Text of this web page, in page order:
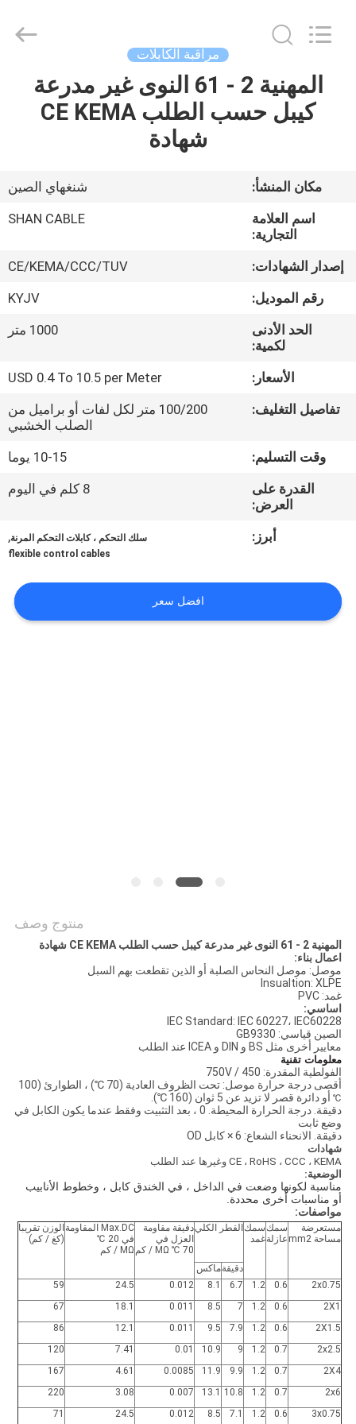
منزل
أشرطة
فيديو
عرض
الواقع
الافتراضي
جولة
المعمل
الجودة
اتصل
خريطة
الموقع
سياسة
الخصوصية
(Group)
مراقبة الكابلات
المهنية 2 - 61 النوى غير مدرعة
كيبل حسب الطلب CE KEMA
شهادة
مكان المنشأ:
شنغهاي الصين
اسم العلامة
التجارية:
SHAN CABLE
إصدار الشهادات:
CE/KEMA/CCC/TUV
رقم الموديل:
KYJV
الحد الأدنى
لكمية:
1000 متر
الأسعار:
USD 0.4 To 10.5 per Meter
تفاصيل التغليف:
100/200 متر لكل لفات أو براميل من
الصلب الخشبي
وقت التسليم:
10-15 يوما
القدرة على
العرض:
8 كلم في اليوم
أبرز: سلك التحكم ، كابلات التحكم المرنة,
flexible control cables
افضل سعر
منتوج وصف
المهنية 2 - 61 النوى غير مدرعة كيبل حسب الطلب CE KEMA شهادة
اعمال بناء:
موصل: موصل النحاس الصلبة أو الذين تقطعت بهم السبل
Insualtion: XLPE
غمد: PVC
اساسي:
IEC Standard: IEC 60227، IEC60228
الصين قياسي: GB9330
معايير أخرى مثل BS و DIN و ICEA عند الطلب
معلومات تقنية
الفولطية المقدرة: 450 / 750V
أقصى درجة حرارة موصل: تحت الظروف العادية (70 ℃) ، الطوارئ (100
℃أو دائرة قصر لا تزيد عن 5 ثوان (160 ℃).
دقيقة. درجة الحرارة المحيطة. 0 ، بعد التثبيت وفقط عندما يكون الكابل في
وضع ثابت
دقيقة. الانحناء الشعاع: 6 × كابل OD
شهادات
CE ، RoHS ، CCC ، KEMA وغيرها عند الطلب
الوضعية:
مناسبة لكونها وضعت في الداخل ، في الخندق كابل ، وخطوط الأنابيب
أو مناسبات أخرى محددة.
مواصفات:
مستعرضة
مساحة mm2
سمك
عازلة
سمك
غمد
القطر الكليدقيقة مقاومة
العزل في
70 ℃ MΩ / كم
Max.DC المقاومة
في 20 ℃
MΩ / كم
الوزن تقريبا
(كغ / كم)
دقيقةماكس
2x0.75
0.6
1.2
6.7
8.1
0.012
24.5
59
2X1
0.6
1.2
7
8.5
0.011
18.1
67
2X1.5
0.6
1.2
7.9
9.5
0.011
12.1
86
2x2.5
0.7
1.2
9
10.9
0.01
7.41
120
2X4
0.7
1.2
9.9
11.9
0.0085
4.61
167
2x6
0.7
1.2
10.8
13.1
0.007
3.08
220
3x0.75
0.6
1.2
7.1
8.5
0.012
24.5
71